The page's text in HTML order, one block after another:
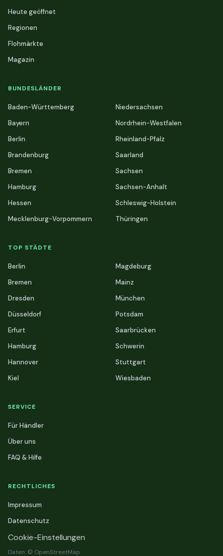
Heute geöffnet
Regionen
Flohmärkte
Magazin
BUNDESLÄNDER
Baden-Württemberg
Bayern
Berlin
Brandenburg
Bremen
Hamburg
Hessen
Mecklenburg-Vorpommern
Niedersachsen
Nordrhein-Westfalen
Rheinland-Pfalz
Saarland
Sachsen
Sachsen-Anhalt
Schleswig-Holstein
Thüringen
TOP STÄDTE
Berlin
Bremen
Dresden
Düsseldorf
Erfurt
Hamburg
Hannover
Kiel
Magdeburg
Mainz
München
Potsdam
Saarbrücken
Schwerin
Stuttgart
Wiesbaden
SERVICE
Für Händler
Über uns
FAQ & Hilfe
RECHTLICHES
Impressum
Datenschutz
Cookie-Einstellungen
Daten: © OpenStreetMap